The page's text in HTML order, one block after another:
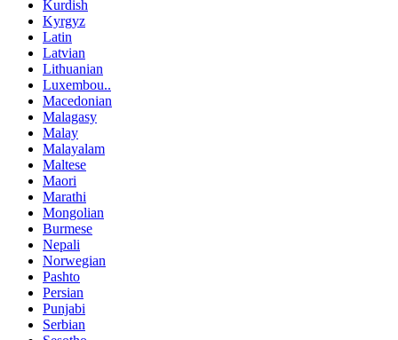
Kurdish
Kyrgyz
Latin
Latvian
Lithuanian
Luxembou..
Macedonian
Malagasy
Malay
Malayalam
Maltese
Maori
Marathi
Mongolian
Burmese
Nepali
Norwegian
Pashto
Persian
Punjabi
Serbian